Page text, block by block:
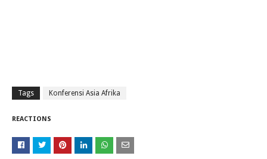
Tags Konferensi Asia Afrika
REACTIONS